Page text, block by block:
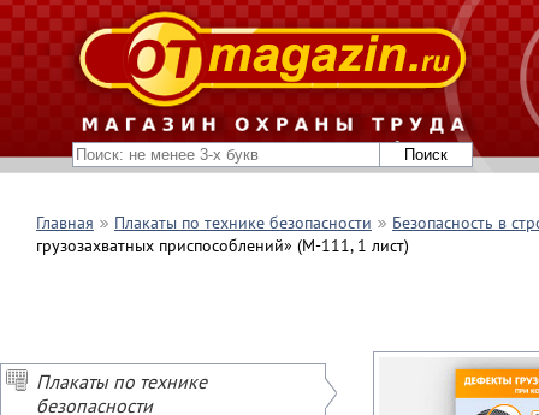
Главная Плакаты по технике безопасности
Безопасность в
грузозахватных приспособлений» (М-111, 1 лист)
Плакаты по технике
безопасности